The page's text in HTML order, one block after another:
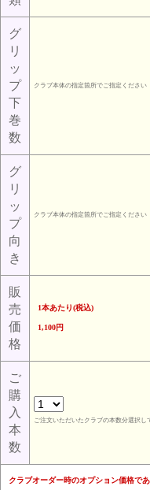
グ
リ
ッ
プ
下
巻
数
クラブ本体の指定箇所でご指定ください
グ
リ
ッ
プ
向
き
クラブ本体の指定箇所でご指定ください
販
売
価
格
1本あたり(税込)
1,100円
ご
購
入
本
数
ご注文いただいたクラブの本数分選択し
クラブオーダー時のオプション価格で